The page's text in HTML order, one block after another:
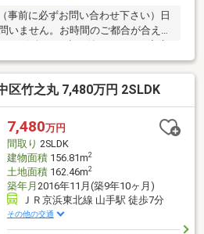
前に必ずお問い合わせ下さい）日
いません。お時間のご都合が合え
情報をご案内します◇ お客様のご都
内も可♪じっくりと沢山の物件情報
をします♪ ～おおよその所
ください～〇ご希望条件のご相談
談（30分～）〇現地／物件見学（60
際は、事前にご予
区竹之丸 7,480万円 2SLDK
7,480万円
間取り 2SLDK
建物面積156.81m2
土地面積162.46m2
築年月 2016年11月(築9年10ヶ月)
ＪＲ京浜東北線 山手駅 徒歩7分
その他の交通